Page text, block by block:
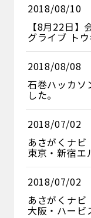
2018/08/10
【8月22日】
グライブ ト
2018/08/08
石巻ハッカソ
した。
2018/07/02
あさがくナ
東京・新宿エ
2018/07/02
あさがくナ
大阪・ハービ